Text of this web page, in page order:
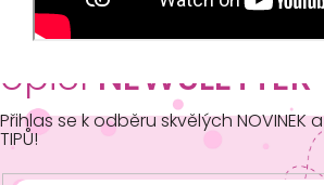
opičí NEWSLETTER
Přihlas se k odběru skvělých NOVINEK a
TIPŮ!